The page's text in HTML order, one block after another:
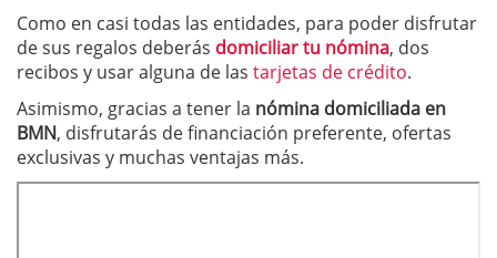
Como en casi todas las entidades, para poder disfrutar
de sus regalos deberás domiciliar tu nómina, dos
recibos y usar alguna de las tarjetas de crédito.
Asimismo, gracias a tener la nómina domiciliada en
BMN, disfrutarás de financiación preferente, ofertas
exclusivas y muchas ventajas más.